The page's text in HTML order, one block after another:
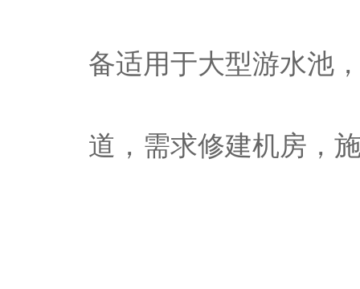
备适用于大型游水池
道，需求修建机房，